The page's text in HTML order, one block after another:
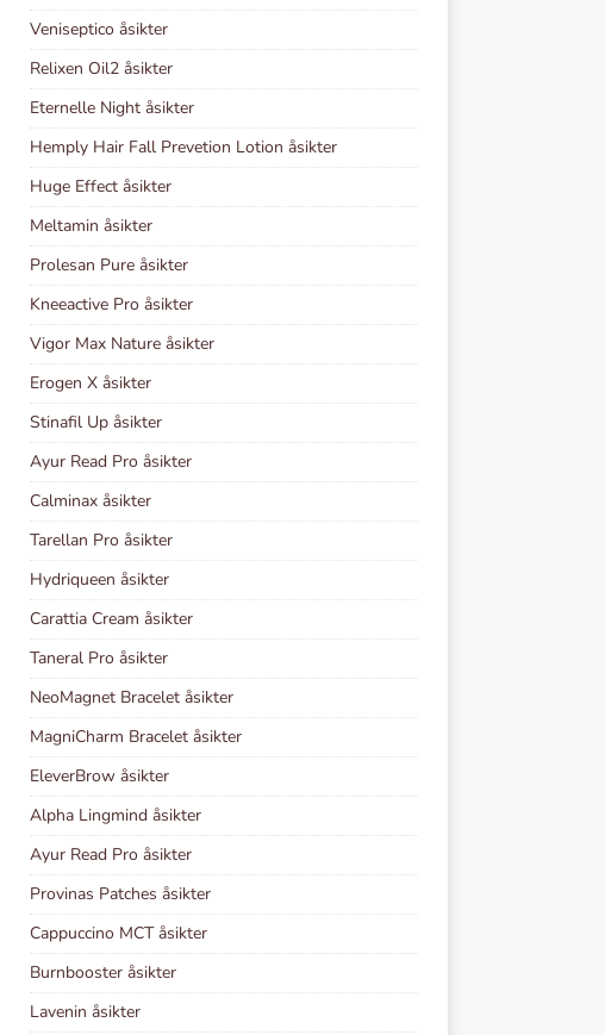
Veniseptico åsikter
Relixen Oil2 åsikter
Eternelle Night åsikter
Hemply Hair Fall Prevetion Lotion åsikter
Huge Effect åsikter
Meltamin åsikter
Prolesan Pure åsikter
Kneeactive Pro åsikter
Vigor Max Nature åsikter
Erogen X åsikter
Stinafil Up åsikter
Ayur Read Pro åsikter
Calminax åsikter
Tarellan Pro åsikter
Hydriqueen åsikter
Carattia Cream åsikter
Taneral Pro åsikter
NeoMagnet Bracelet åsikter
MagniCharm Bracelet åsikter
EleverBrow åsikter
Alpha Lingmind åsikter
Ayur Read Pro åsikter
Provinas Patches åsikter
Cappuccino MCT åsikter
Burnbooster åsikter
Lavenin åsikter